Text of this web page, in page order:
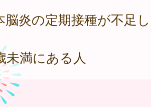
脳炎の定期接種が不足
未満にある人